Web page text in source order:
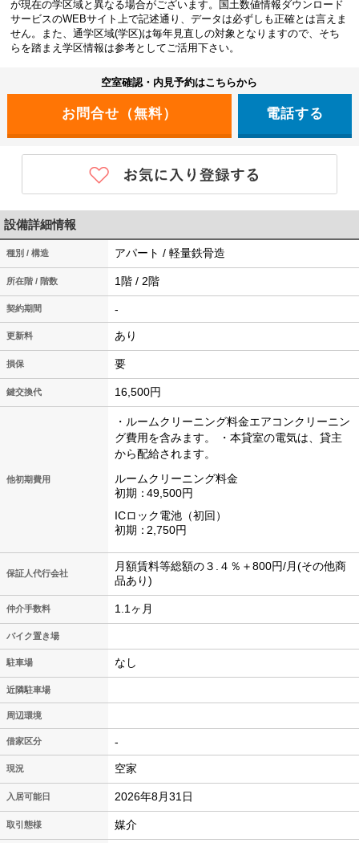
が現在の学区域と異なる場合がございます。国土数値情報ダウンロード
サービスのWEBサイト上で記述通り、データは必ずしも正確とは言えま
せん。また、通学区域(学区)は毎年見直しの対象となりますので、そち
らを踏まえ学区情報は参考としてご活用下さい。
空室確認・内見予約はこちらから
電話する
設備詳細情報
種別 / 構造 アパート / 軽量鉄骨造
所在階 / 階数 1階 / 2階
契約期間 -
更新料 あり
損保 要
鍵交換代 16,500円
他初期費用
・ルームクリーニング料金エアコンクリーニン
グ費用を含みます。
・本貸室の電気は、貸主
から配給されます。
ルームクリーニング料金
初期
49,500円
ICロック電池（初回）
初期
2,750円
保証人代行会社
月額賃料等総額の３.４％＋800円/月(その他商
品あり)
仲介手数料 1.1ヶ月
バイク置き場
駐車場 なし
近隣駐車場
周辺環境
借家区分 -
現況 空家
入居可能日 2026年8月31日
取引態様 媒介